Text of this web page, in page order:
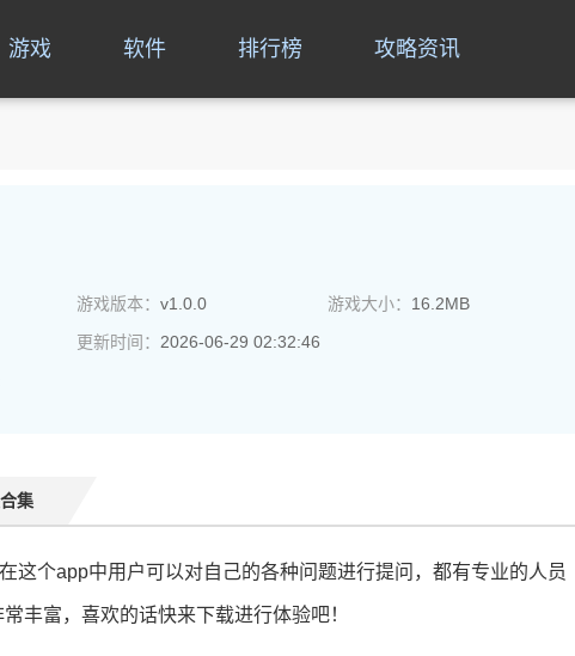
游戏 软件 排行榜 攻略资讯
游戏版本： v1.0.0 游戏大小： 16.2MB
更新时间： 2026-06-29 02:32:46
集
这个app中用户可以对自己的各种问题进行提问，都有专业的人员
丰富，喜欢的话快来下载进行体验吧！